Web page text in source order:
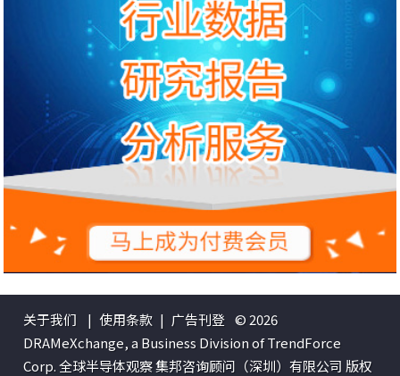
关于我们 | 使用条款 | 广告刊登 © 2026
DRAMeXchange, a Business Division of TrendForce
Corp. 全球半导体观察 集邦咨询顾问（深圳）有限公司 版权